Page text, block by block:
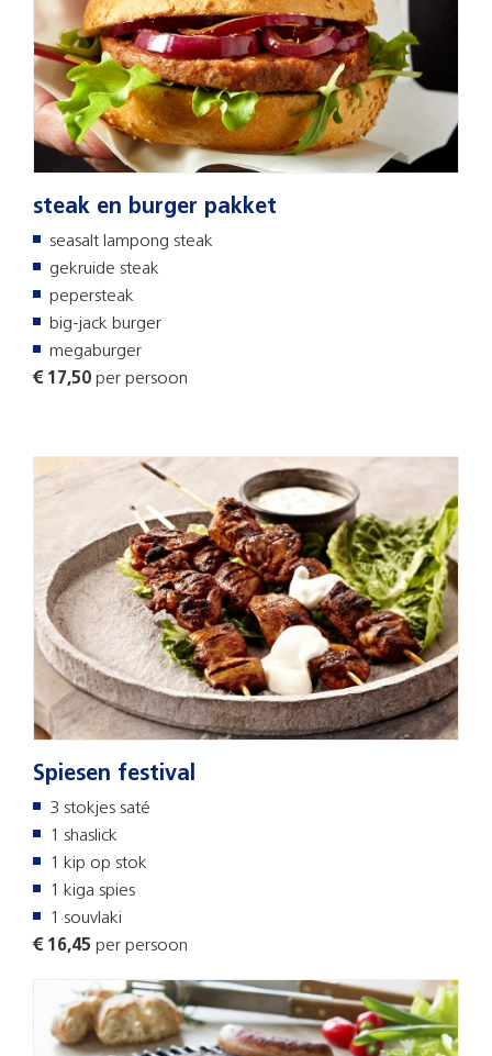
steak en burger pakket
seasalt lampong steak
gekruide steak
pepersteak
big-jack burger
megaburger
€ 17,50 per persoon
Spiesen festival
3 stokjes saté
1 shaslick
1 kip op stok
1 kiga spies
1 souvlaki
€ 16,45 per persoon